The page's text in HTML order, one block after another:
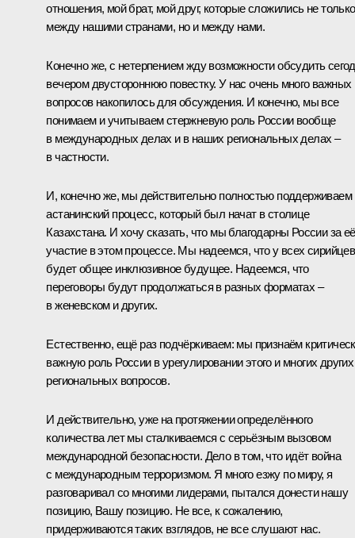
отношения, мой брат, мой друг, которые сложились не только
между нашими странами, но и между нами.
Конечно же, с нетерпением жду возможности обсудить
вечером двустороннюю повестку. У нас очень много важных
вопросов накопилось для обсуждения. И конечно, мы все
понимаем и учитываем стержневую роль России вообще
в международных делах и в наших региональных делах –
в частности.
И, конечно же, мы действительно полностью поддерживаем
астанинский процесс, который был начат в столице
Казахстана. И хочу сказать, что мы благодарны России за её
участие в этом процессе. Мы надеемся, что у всех сирийцев
будет общее инклюзивное будущее. Надеемся, что
переговоры будут продолжаться в разных форматах –
в женевском и других.
Естественно, ещё раз подчёркиваем: мы признаём
важную роль России в урегулировании этого и многих других
региональных вопросов.
И действительно, уже на протяжении определённого
количества лет мы сталкиваемся с серьёзным вызовом
международной безопасности. Дело в том, что идёт война
с международным терроризмом. Я много езжу по миру, я
разговаривал со многими лидерами, пытался донести нашу
позицию, Вашу позицию. Не все, к сожалению,
придерживаются таких взглядов, не все слушают нас.